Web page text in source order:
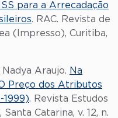
para a Arrecadação
. RAC. Revista de
(Impresso), Curitiba,
Araujo. Na
Preço dos Atributos
1999). Revista Estudos
Catarina, v. 12, n.